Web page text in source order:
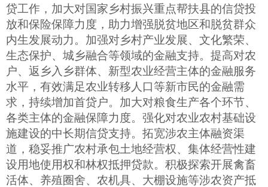
贷工作，加大对国家乡村振兴重点帮扶县的信贷投
放和保险保障力度，助力增强脱贫地区和脱贫群众
内生发展动力。加强对乡村产业发展、文化繁荣、
生态保护、城乡融合等领域的金融支持。提高对农
户、返乡入乡群体、新型农业经营主体的金融服务
水平，有效满足农业转移人口等新市民的金融需
求，持续增加首贷户。加大对粮食生产各个环节、
各类主体的金融保障力度。强化对农业农村基础设
施建设的中长期信贷支持。拓宽涉农主体融资渠
道，稳妥推广农村承包土地经营权、集体经营性建
设用地使用权和林权抵押贷款。积极探索开展禽畜
活体、养殖圈舍、农机具、大棚设施等涉农资产抵